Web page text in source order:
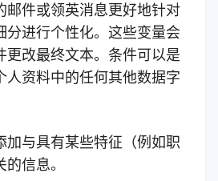
邮件或领英消息更好地针对
分进行个性化。这些变量会
更改最终文本。条件可以是
人资料中的任何其他数据字
加与具有某些特征（例如职
信息。